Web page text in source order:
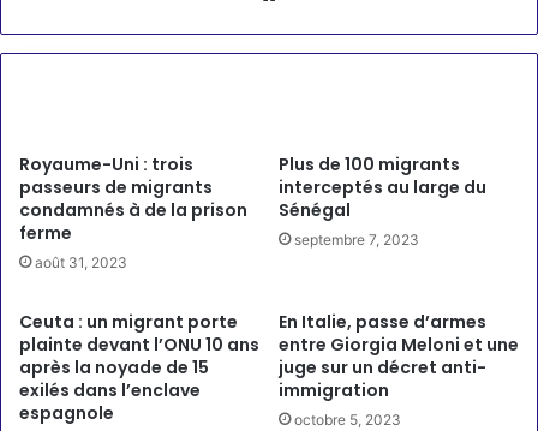
Royaume-Uni : trois
passeurs de migrants
condamnés à de la prison
ferme
août 31, 2023
Plus de 100 migrants
interceptés au large du
Sénégal
septembre 7, 2023
Ceuta : un migrant porte
plainte devant l’ONU 10 ans
après la noyade de 15
exilés dans l’enclave
espagnole
En Italie, passe d’armes
entre Giorgia Meloni et une
juge sur un décret anti-
immigration
octobre 5, 2023